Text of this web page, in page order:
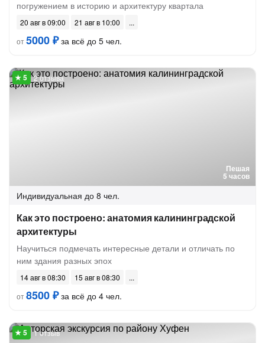
погружением в историю и архитектуру квартала
20 авг в 09:00
21 авг в 10:00
от5000 ₽за всё до 5 чел.
Пешая
5 часов
2 отзыва
Индивидуальная до 8 чел.
Как это построено: анатомия калининградской
архитектуры
Научиться подмечать интересные детали и отличать по
ним здания разных эпох
14 авг в 08:30
15 авг в 08:30
от8500 ₽за всё до 4 чел.
1 отзыв